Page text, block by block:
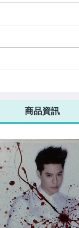
商品資訊